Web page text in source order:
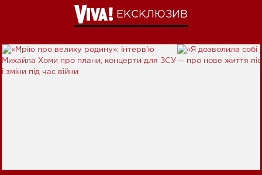
ЕКСКЛЮЗИВ